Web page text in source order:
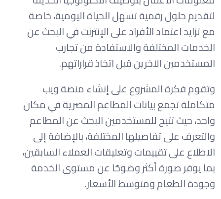
لتقديم حلول رقمية تسهل الحياة اليومية، خاصة
مع تزايد اعتماد الأفراد على الإنترنت في البحث عن
الخدمات المختلفة والاستفادة من تجارب
المستخدمين الآخرين قبل اتخاذ قراراتهم.
وتقوم فكرة المشروع على إنشاء منصة ويب
متكاملة تجمع بيانات المطاعم المصرية في مكان
واحد، حيث تتيح للمستخدمين البحث عن المطاعم
والتعرف على تفاصيلها المختلفة، بالإضافة إلى
الاطلاع على تقييمات وتعليقات العملاء السابقين،
بما يوفر صورة أكثر وضوحًا عن مستوى الخدمة
وجودة الطعام ومتوسط الأسعار.